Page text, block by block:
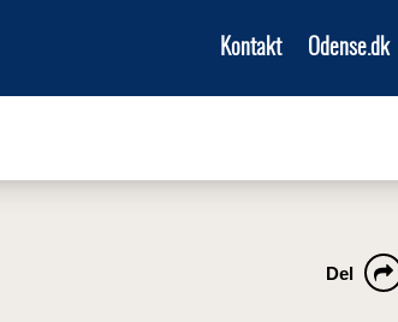
Kontakt Odense.dk
Del